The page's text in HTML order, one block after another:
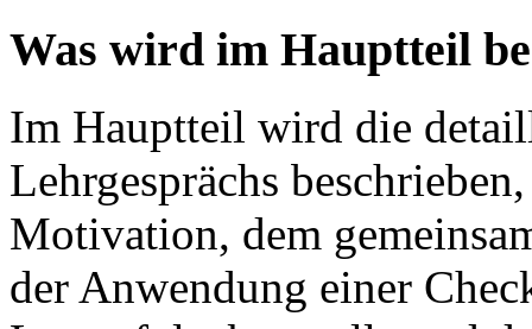
Was wird im Hauptteil
Im Hauptteil wird die
Lehrgesprächs
Motivation, dem
der Anwendung einer